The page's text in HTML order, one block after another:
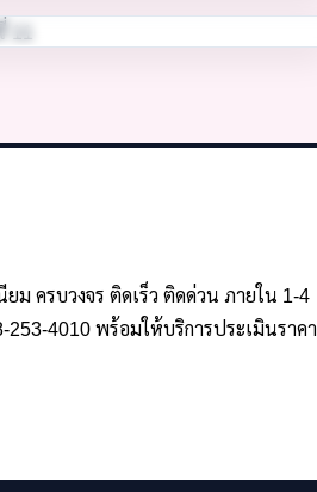
ม ครบวงจร ติดเร็ว ติดด่วน ภายใน 1-4
4010 พร้อมให้บริการประเมินราคา